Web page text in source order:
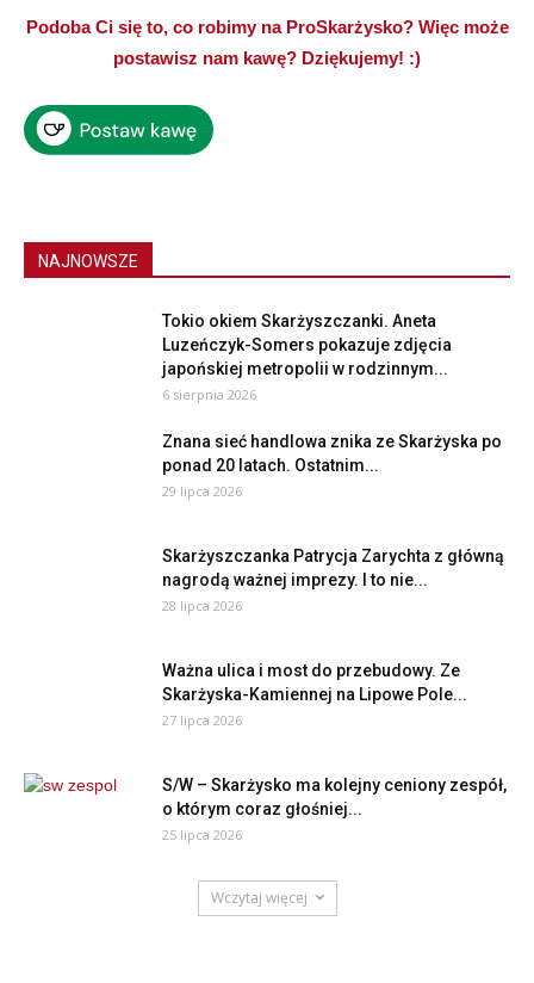
Podoba Ci się to, co robimy na ProSkarżysko? Więc może
postawisz nam kawę? Dziękujemy! :)
NAJNOWSZE
Tokio okiem Skarżyszczanki. Aneta
Luzeńczyk-Somers pokazuje zdjęcia
japońskiej metropolii w rodzinnym...
6 sierpnia 2026
Znana sieć handlowa znika ze Skarżyska po
ponad 20 latach. Ostatnim...
29 lipca 2026
Skarżyszczanka Patrycja Zarychta z główną
nagrodą ważnej imprezy. I to nie...
28 lipca 2026
Ważna ulica i most do przebudowy. Ze
Skarżyska-Kamiennej na Lipowe Pole...
27 lipca 2026
S/W – Skarżysko ma kolejny ceniony zespół,
o którym coraz głośniej...
25 lipca 2026
Wczytaj więcej